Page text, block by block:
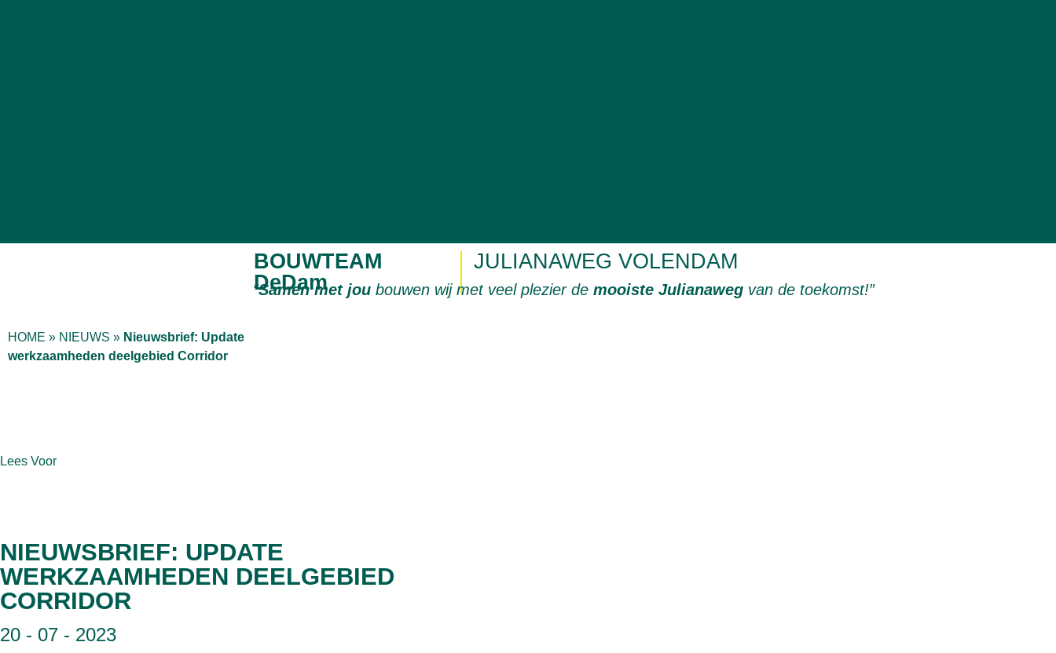
BOUWTEAM
DeDam
JULIANAWEG VOLENDAM
“Samen met joubouwen wij met veel plezier de mooiste Julianawegvan de toekomst!”
HOME » NIEUWS » Nieuwsbrief: Update
werkzaamheden deelgebied Corridor
Lees Voor
NIEUWSBRIEF: UPDATE
WERKZAAMHEDEN DEELGEBIED
CORRIDOR
20 - 07 - 2023